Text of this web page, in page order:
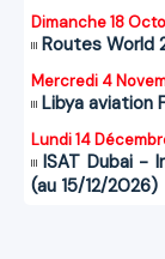
Dimanche 18
Routes World
Mercredi 4
Libya aviation
Lundi 14
ISAT Dubai -
(au 15/12/2026)